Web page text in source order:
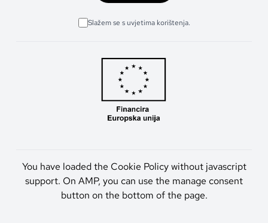
Slažem se s uvjetima korištenja.
You have loaded the Cookie Policy without javascript
support. On AMP, you can use the manage consent
button on the bottom of the page.